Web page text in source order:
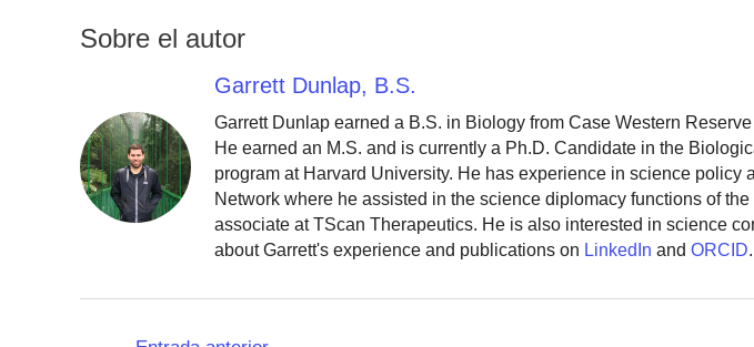
Sobre el autor
Garrett Dunlap, B.S.
Garrett Dunlap earned a B.S. in Biology from Case Western
He earned an M.S. and is currently a Ph.D. Candidate in the
program at Harvard University. He has experience in science policy
Network where he assisted in the science diplomacy functions of
associate at TScan Therapeutics. He is also interested in science
about Garrett's experience and publications on LinkedIn andORCID.